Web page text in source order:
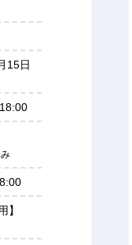
15日
18:00
】